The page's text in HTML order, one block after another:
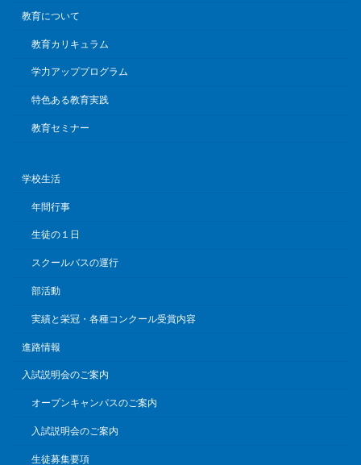
教育について
教育カリキュラム
学力アッププログラム
特色ある教育実践
教育セミナー
学校生活
年間行事
生徒の１日
スクールバスの運行
部活動
実績と栄冠・各種コンクール受賞内容
進路情報
入試説明会のご案内
オープンキャンパスのご案内
入試説明会のご案内
生徒募集要項